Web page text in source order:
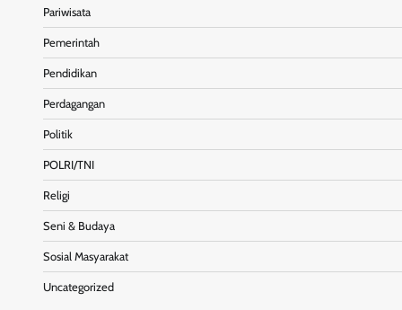
Pariwisata
Pemerintah
Pendidikan
Perdagangan
Politik
POLRI/TNI
Religi
Seni & Budaya
Sosial Masyarakat
Uncategorized